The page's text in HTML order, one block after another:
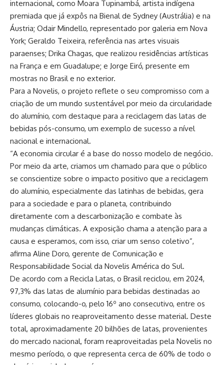
internacional, como Moara Tupinambá, artista indígena
premiada que já expôs na Bienal de Sydney (Austrália) e na
Áustria; Odair Mindello, representado por galeria em Nova
York; Geraldo Teixeira, referência nas artes visuais
paraenses; Drika Chagas, que realizou residências artísticas
na França e em Guadalupe; e Jorge Eiró, presente em
mostras no Brasil e no exterior.
Para a Novelis, o projeto reflete o seu compromisso com a
criação de um mundo sustentável por meio da circularidade
do alumínio, com destaque para a reciclagem das latas de
bebidas pós-consumo, um exemplo de sucesso a nível
nacional e internacional.
“A economia circular é a base do nosso modelo de negócio.
Por meio da arte, criamos um chamado para que o público
se conscientize sobre o impacto positivo que a reciclagem
do alumínio, especialmente das latinhas de bebidas, gera
para a sociedade e para o planeta, contribuindo
diretamente com a descarbonização e combate às
mudanças climáticas. A exposição chama a atenção para a
causa e esperamos, com isso, criar um senso coletivo”,
afirma Aline Doro, gerente de Comunicação e
Responsabilidade Social da Novelis América do Sul.
De acordo com a Recicla Latas, o Brasil reciclou, em 2024,
97,3% das latas de alumínio para bebidas destinadas ao
consumo, colocando-o, pelo 16º ano consecutivo, entre os
líderes globais no reaproveitamento desse material. Deste
total, aproximadamente 20 bilhões de latas, provenientes
do mercado nacional, foram reaproveitadas pela Novelis no
mesmo período, o que representa cerca de 60% de todo o